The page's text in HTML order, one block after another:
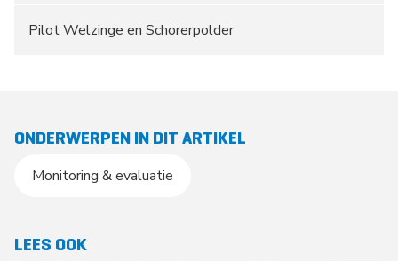
Pilot Welzinge en Schorerpolder
ONDERWERPEN IN DIT ARTIKEL
Monitoring & evaluatie
LEES OOK